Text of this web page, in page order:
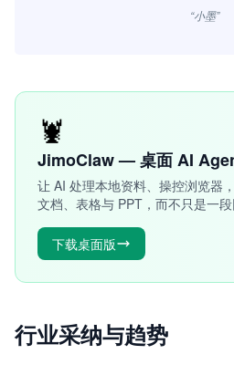
“小墨”
🦞
JimoClaw — 桌面 AI
让 AI 处理本地资料、操控浏览器
文档、表格与 PPT，而不只是一段
下载桌面版
行业采纳与趋势